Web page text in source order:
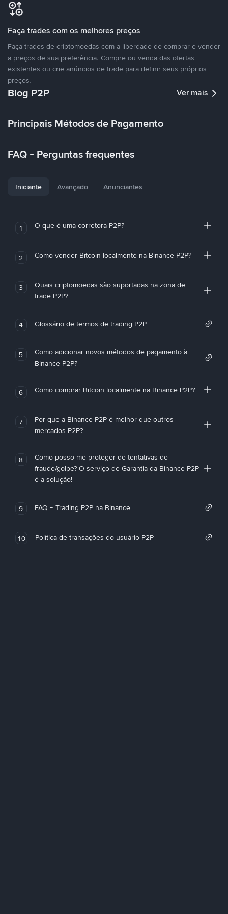
Faça trades com os melhores preços
Faça trades de criptomoedas com a liberdade de comprar e vender
a preços de sua preferência. Compre ou venda das ofertas
existentes ou crie anúncios de trade para definir seus próprios
preços.
Blog P2P Ver mais
Principais Métodos de Pagamento
FAQ - Perguntas frequentes
Iniciante Avançado Anunciantes
1 O que é uma corretora P2P?
2 Como vender Bitcoin localmente na Binance P2P?
3
Quais criptomoedas são suportadas na zona de
trade P2P?
4 Glossário de termos de trading P2P
5
Como adicionar novos métodos de pagamento à
Binance P2P?
6 Como comprar Bitcoin localmente na Binance P2P?
7
Por que a Binance P2P é melhor que outros
mercados P2P?
8
Como posso me proteger de tentativas de
fraude/golpe? O serviço de Garantia da Binance P2P
é a solução!
9 FAQ - Trading P2P na Binance
10 Política de transações do usuário P2P